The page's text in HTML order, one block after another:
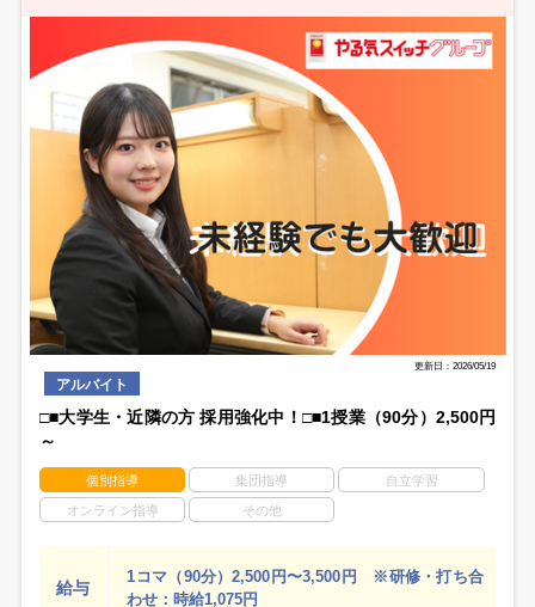
更新日：2026/05/19
アルバイト
□■大学生・近隣の方 採用強化中！□■1授業（90分）2,500円
～
個別指導 集団指導 自立学習
オンライン指導 その他
給与
1コマ（90分）2,500円〜3,500円 ※研修・打ち合
わせ：時給1,075円